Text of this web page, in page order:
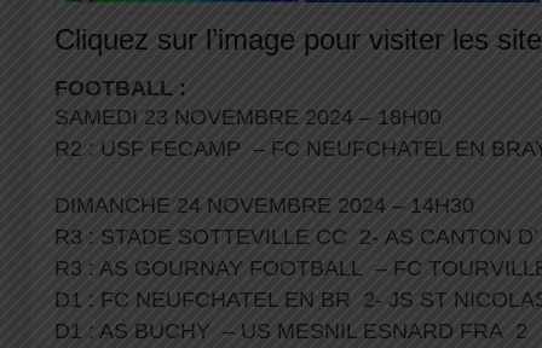
Cliquez sur l’image pour visiter les
FOOTBALL :
SAMEDI 23 NOVEMBRE 2024 – 18H00
R2 : USF FECAMP – FC NEUFCHATEL EN
DIMANCHE 24 NOVEMBRE 2024 – 14H30
R3 : STADE SOTTEVILLE CC 2- AS CANTON
R3 : AS GOURNAY FOOTBALL – FC
D1 : FC NEUFCHATEL EN BR 2- JS ST
D1 : AS BUCHY – US MESNIL ESNARD FRA 2